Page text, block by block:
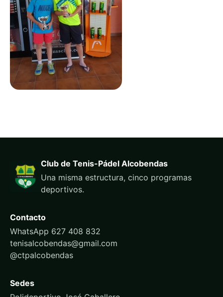
Club de Tenis-Pádel Alcobendas
Una misma estructura, cinco programas
deportivos.
Contacto
WhatsApp 627 408 832
tenisalcobendas@gmail.com
@ctpalcobendas
Sedes